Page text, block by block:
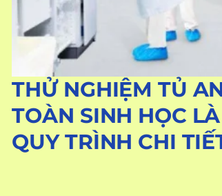
THỬ NGHIỆM TỦ
TOÀN SINH HỌC
QUY TRÌNH CHI